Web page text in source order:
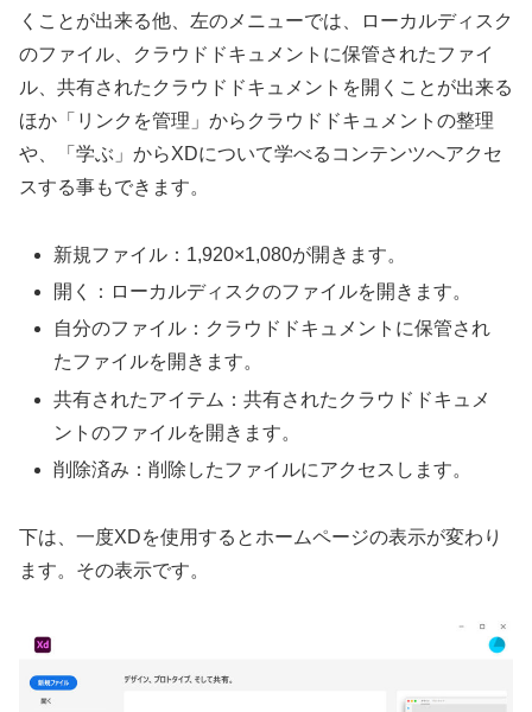
くことが出来る他、左のメニューでは、ローカルディスク
のファイル、クラウドドキュメントに保管されたファイ
ル、共有されたクラウドドキュメントを開くことが出来る
ほか「リンクを管理」からクラウドドキュメントの整理
や、「学ぶ」からXDについて学べるコンテンツへアクセ
スする事もできます。
新規ファイル：1,920×1,080が開きます。
開く：ローカルディスクのファイルを開きます。
自分のファイル：クラウドドキュメントに保管され
たファイルを開きます。
共有されたアイテム：共有されたクラウドドキュメ
ントのファイルを開きます。
削除済み：削除したファイルにアクセスします。
下は、一度XDを使用するとホームページの表示が変わり
ます。その表示です。